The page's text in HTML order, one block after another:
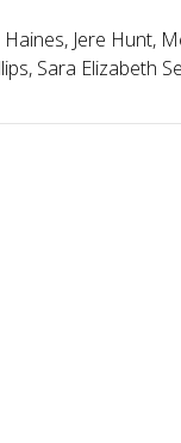
Jere Hunt,
Sara Elizabeth